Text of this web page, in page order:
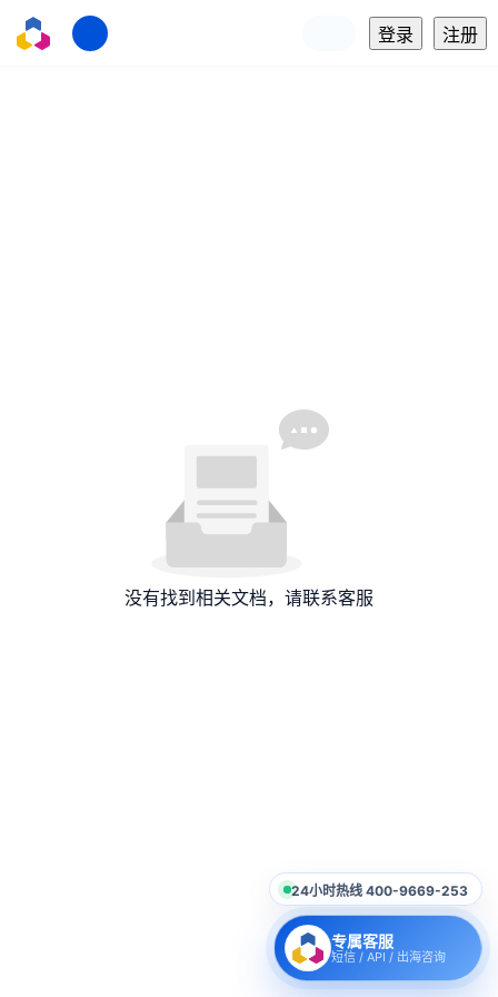
登录 注册
没有找到相关文档，请联系客服
24小时热线 400-9669-253
专属客服
短信 / API / 出海咨询